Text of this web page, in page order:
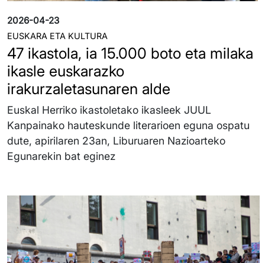
2026-04-23
EUSKARA ETA KULTURA
47 ikastola, ia 15.000 boto eta milaka
ikasle euskarazko
irakurzaletasunaren alde
Euskal Herriko ikastoletako ikasleek JUUL
Kanpainako hauteskunde literarioen eguna ospatu
dute, apirilaren 23an, Liburuaren Nazioarteko
Egunarekin bat eginez
Irudia